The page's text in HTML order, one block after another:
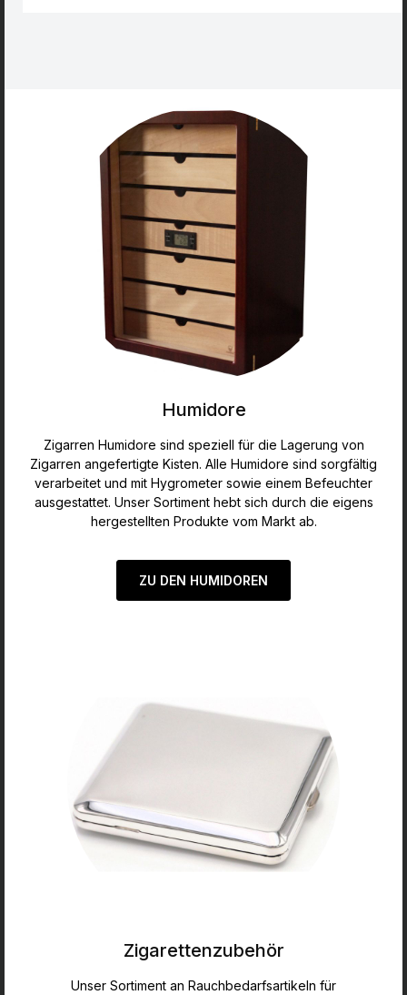
Humidore
Zigarren Humidore sind speziell für die Lagerung von
Zigarren angefertigte Kisten. Alle Humidore sind sorgfältig
verarbeitet und mit Hygrometer sowie einem Befeuchter
ausgestattet. Unser Sortiment hebt sich durch die eigens
hergestellten Produkte vom Markt ab.
ZU DEN HUMIDOREN
Zigarettenzubehör
Unser Sortiment an Rauchbedarfsartikeln für